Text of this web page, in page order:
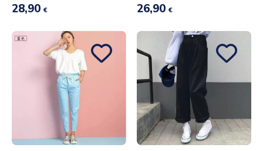
28,90 € 26,90 €